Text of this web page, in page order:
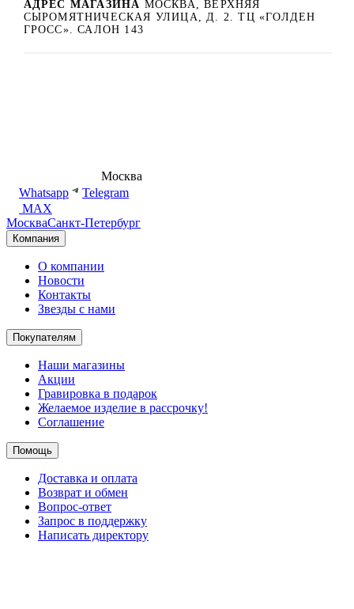
АДРЕС МАГАЗИНА МОСКВА, ВЕРХНЯЯ
СЫРОМЯТНИЧЕСКАЯ УЛИЦА, Д. 2. ТЦ «ГОЛДЕН
ГРОСС». САЛОН 143
Москва
Whatsapp
Telegram
MAX
МоскваСанкт-Петербург
Компания
О компании
Новости
Контакты
Звезды с нами
Покупателям
Наши магазины
Акции
Гравировка в подарок
Желаемое изделие в рассрочку!
Соглашение
Помощь
Доставка и оплата
Возврат и обмен
Вопрос-ответ
Запрос в поддержку
Написать директору